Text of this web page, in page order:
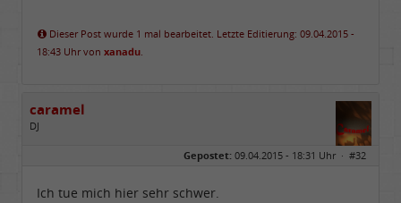
Dieser Post wurde 1 mal bearbeitet. Letzte Editierung: 09.04.2015 -
18:43 Uhr von xanadu
caramel
DJ
Gepostet: 09.04.2015 - 18:31 Uhr · #32
Ich tue mich hier sehr schwer.